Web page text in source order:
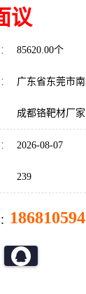
议
85620.00个
广东省东莞市
成都铬靶材厂家
2026-08-07
239